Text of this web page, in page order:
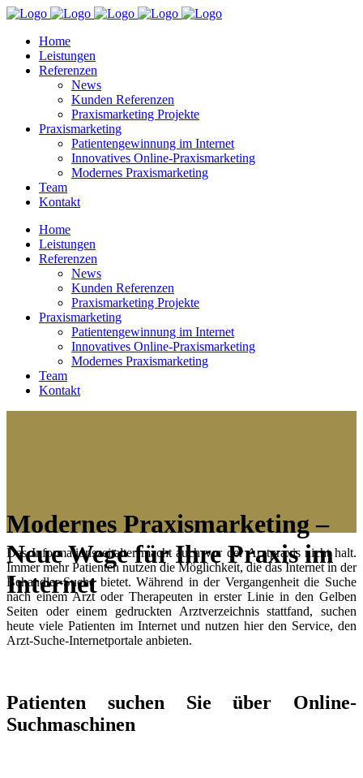
Home
Leistungen
Referenzen
News
Kunden Referenzen
Praxismarketing Projekte
Praxismarketing
Patientengewinnung im Internet
Innovatives Online-Praxismarketing
Modernes Praxismarketing
Team
Kontakt
Home
Leistungen
Referenzen
News
Kunden Referenzen
Praxismarketing Projekte
Praxismarketing
Patientengewinnung im Internet
Innovatives Online-Praxismarketing
Modernes Praxismarketing
Team
Kontakt
Modernes Praxismarketing –
Neue Wege für Ihre Praxis im
Internet
Das Informationszeitalter macht auch vor der Arztpraxis nicht halt.
Immer mehr Patienten nutzen die Möglichkeit, die das Internet in der
Behandler-Suche bietet. Während in der Vergangenheit die Suche
nach einem Arzt oder Therapeuten in erster Linie in den Gelben
Seiten oder einem gedruckten Arztverzeichnis stattfand, suchen
heute viele Patienten im Internet und nutzen hier den Service, den
Arzt-Suche-Internetportale anbieten.
Patienten suchen Sie über Online-
Suchmaschinen